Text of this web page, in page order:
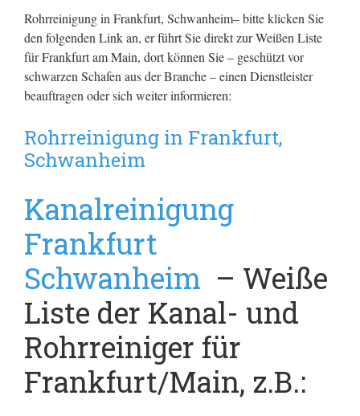
Rohrreinigung in Frankfurt, Schwanheim– bitte klicken Sie
den folgenden Link an, er führt Sie direkt zur Weißen Liste
für Frankfurt am Main, dort können Sie – geschützt vor
schwarzen Schafen aus der Branche – einen Dienstleister
beauftragen oder sich weiter informieren:
Rohrreinigung in Frankfurt,
Schwanheim
Kanalreinigung
Frankfurt
Schwanheim – Weiße
Liste der Kanal- und
Rohrreiniger für
Frankfurt/Main, z.B.: